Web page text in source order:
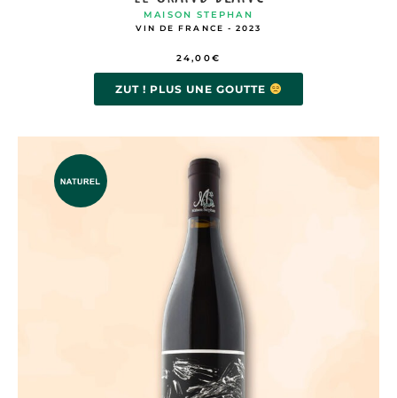
MAISON STEPHAN
VIN DE FRANCE - 2023
24,00€
ZUT ! PLUS UNE GOUTTE